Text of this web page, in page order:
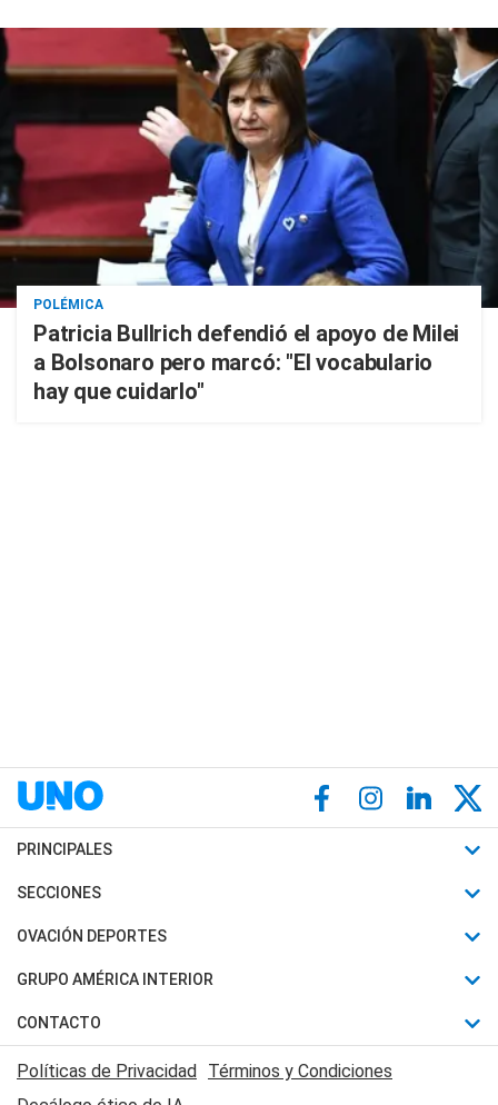
POLÉMICA
Patricia Bullrich defendió el apoyo de Milei
a Bolsonaro pero marcó: "El vocabulario
hay que cuidarlo"
PRINCIPALES
Últimas Noticias
Política
Judiciales
Economia
SECCIONES
Horóscopo
Motores
Trucos caseros
Series y Películas
OVACIÓN DEPORTES
Fútbol
Mundial
Automovilismo
Rugby
GRUPO AMÉRICA INTERIOR
Canal 7 en Vivo
CONTACTO
Acerca de Nosotros
Contactanos
Políticas de Privacidad Términos y Condiciones